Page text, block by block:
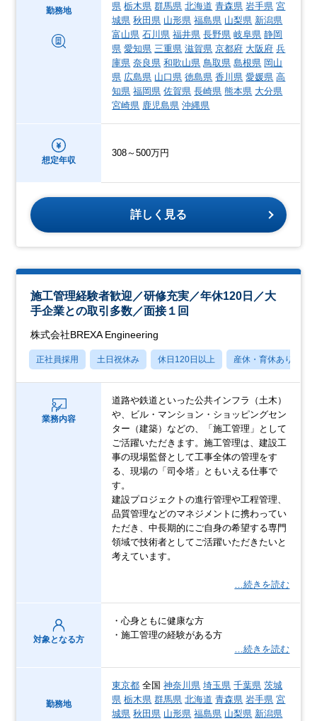
勤務地
県 栃木県 群馬県 北海道 青森県 岩手県 宮
城県 秋田県 山形県 福島県 山梨県 新潟県
富山県 石川県 福井県 長野県 岐阜県 静岡
県 愛知県 三重県 滋賀県 京都府 大阪府 兵
庫県 奈良県 和歌山県 鳥取県 島根県 岡山
県 広島県 山口県 徳島県 香川県 愛媛県 高
知県 福岡県 佐賀県 長崎県 熊本県 大分県
宮崎県 鹿児島県 沖縄県
想定年収
308～500万円
詳しく見る
施工管理経験者歓迎／研修充実／年休120日／大
手企業との取引多数／面接１回
株式会社BREXA Engineering
正社員採用 土日祝休み 休日120日以上 産休・育休あり
業務内容
道路や鉄道といった公共インフラ（土木）
や、ビル・マンション・ショッピングセン
ター（建築）などの、「施工管理」として
ご活躍いただきます。施工管理は、建設工
事の現場監督として工事全体の管理をす
る、現場の「司令塔」ともいえる仕事で
す。
建設プロジェクトの進行管理や工程管理、
品質管理などのマネジメントに携わってい
ただき、中長期的にご自身の希望する専門
領域で技術者としてご活躍いただきたいと
考えています。
…続きを読む
対象となる方
・心身ともに健康な方
・施工管理の経験がある方
…続きを読む
勤務地
東京都 全国神奈川県 埼玉県 千葉県 茨城
県 栃木県 群馬県 北海道 青森県 岩手県 宮
城県 秋田県 山形県 福島県 山梨県 新潟県